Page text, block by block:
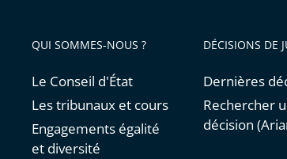
QUI SOMMES-NOUS ?
Le Conseil d'État
Les tribunaux et cours
Engagements égalité
et diversité
DÉCISIONS DE
Dernières
Rechercher
décision